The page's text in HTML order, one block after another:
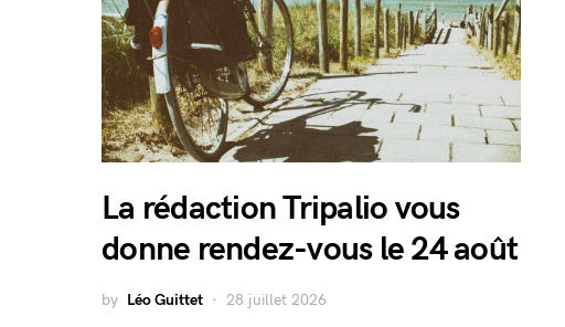
La rédaction Tripalio vous
donne rendez-vous le 24 août
by Léo Guittet 28 juillet 2026